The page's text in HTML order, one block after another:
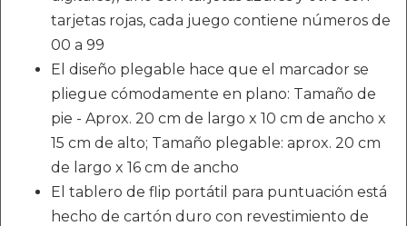
tarjetas rojas, cada juego contiene números de
00 a 99
El diseño plegable hace que el marcador se
pliegue cómodamente en plano: Tamaño de
pie - Aprox. 20 cm de largo x 10 cm de ancho x
15 cm de alto; Tamaño plegable: aprox. 20 cm
de largo x 16 cm de ancho
El tablero de flip portátil para puntuación está
hecho de cartón duro con revestimiento de